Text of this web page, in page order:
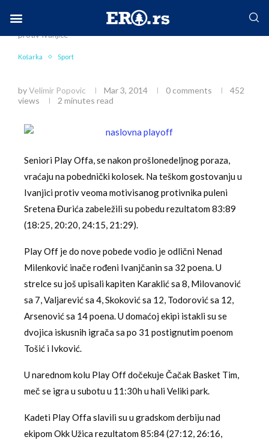
Home Košarka
Seniori Play Offa slavili
protiv Ivanjice
Košarka Sport
byVelimir Popovic Mar 3, 2014 0 comments
452
views
2 minutes read
Seniori Play Offa, se nakon prošlonedeljnog poraza,
vraćaju na pobednički kolosek. Na teškom gostovanju u
Ivanjici protiv veoma motivisanog protivnika puleni
Sretena Đurića zabeležili su pobedu rezultatom 83:89
(18:25, 20:20, 24:15, 21:29).
Play Off je do nove pobede vodio je odlični Nenad
Milenković inače rođeni Ivanjčanin sa 32 poena. U
strelce su još upisali kapiten Karaklić sa 8, Milovanović
sa 7, Valjarević sa 4, Skoković sa 12, Todorović sa 12,
Arsenović sa 14 poena. U domaćoj ekipi istakli su se
dvojica iskusnih igrača sa po 31 postignutim poenom
Tošić i Ivković.
U narednom kolu Play Off dočekuje Čačak Basket Tim,
meč se igra u subotu u 11:30h u hali Veliki park.
Kadeti Play Offa slavili su u gradskom derbiju nad
ekipom Okk Užica rezultatom 85:84 (27:12, 26:16,